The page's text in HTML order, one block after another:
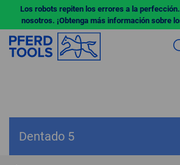
Los robots repiten los errores a la
nosotros. ¡Obtenga más información sobre
Dentado 5